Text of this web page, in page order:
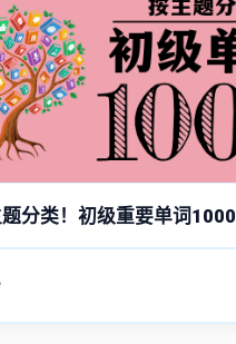
分类！初级重要单词1000